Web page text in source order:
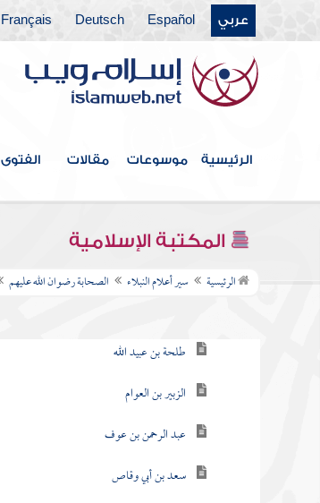
عربي Español
Deutsch
Français
الرئيسية موسوعات مقالات الفتوى
المكتبة الإسلامية
الرئيسية سير أعلام النبلاء الصحابة رضوان الله عليهم
فهرس الكتاب
الصحابة رضوان الله عليهم
طلحة بن عبيد الله
الزبير بن العوام
عبد الرحمن بن عوف
سعد بن أبي وقاص